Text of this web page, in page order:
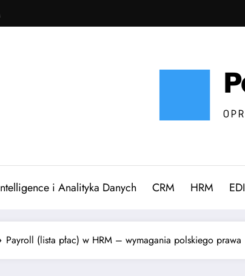
i Analityka Danych CRM HRM EDI
Payroll (lista płac) w HRM – wymagania polskiego prawa